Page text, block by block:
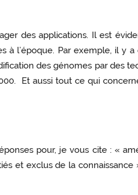
des applications. Il est
à l’époque. Par exemple, il y
des génomes par des
Et aussi tout ce qui
pour, je vous cite : «
et exclus de la connaissance